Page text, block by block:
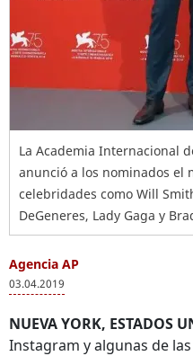
La Academia Internacional
anunció a los nominados el
celebridades como Will
DeGeneres, Lady Gaga y
Agencia AP
03.04.2019
NUEVA YORK, ESTADOS
Instagram y algunas de